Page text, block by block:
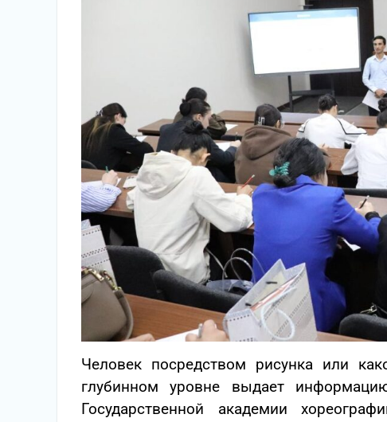
Человек посредством рисунка или
глубинном уровне выдает
Государственной академии